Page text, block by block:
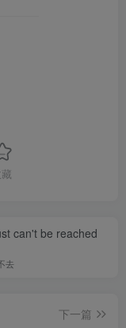
can't be reached
去
下一篇